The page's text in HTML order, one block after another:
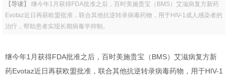
【导读】
继今年1月获得FDA批准之后，百时美施贵宝（BMS）艾滋病复方新药
Evotaz近日再获欧盟批准，联合其他抗逆转录病毒药物，用于HIV-1成人感染者的
治疗，帮助患者实现长期病毒学抑制。
继今年1月获得FDA批准之后，百时美施贵宝（BMS）艾滋病复方新
药Evotaz近日再获欧盟批准，联合其他抗逆转录病毒药物，用于HIV-1